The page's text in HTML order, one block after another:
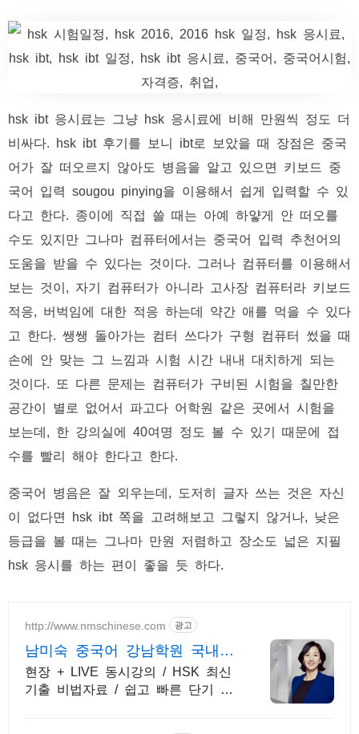
hsk ibt 응시료는 그냥 hsk 응시료에 비해 만원씩 정도 더
비싸다. hsk ibt 후기를 보니 ibt로 보았을 때 장점은 중국
어가 잘 떠오르지 않아도 병음을 알고 있으면 키보드 중
국어 입력 sougou pinying을 이용해서 쉽게 입력할 수 있
다고 한다. 종이에 직접 쓸 때는 아예 하얗게 안 떠오를
수도 있지만 그나마 컴퓨터에서는 중국어 입력 추천어의
도움을 받을 수 있다는 것이다. 그러나 컴퓨터를 이용해서
보는 것이, 자기 컴퓨터가 아니라 고사장 컴퓨터라 키보드
적응, 버벅임에 대한 적응 하는데 약간 애를 먹을 수 있다
고 한다. 쌩쌩 돌아가는 컴터 쓰다가 구형 컴퓨터 썼을 때
손에 안 맞는 그 느낌과 시험 시간 내내 대치하게 되는
것이다. 또 다른 문제는 컴퓨터가 구비된 시험을 칠만한
공간이 별로 없어서 파고다 어학원 같은 곳에서 시험을
보는데, 한 강의실에 40여명 정도 볼 수 있기 때문에 접
수를 빨리 해야 한다고 한다.
중국어 병음은 잘 외우는데, 도저히 글자 쓰는 것은 자신
이 없다면 hsk ibt 쪽을 고려해보고 그렇지 않거나, 낮은
등급을 볼 때는 그나마 만원 저렴하고 장소도 넓은 지필
hsk 응시를 하는 편이 좋을 듯 하다.
http://www.nmschinese.com 광고
남미숙 중국어 강남학원 국내
최장기 베스트셀러 1위
현장 + LIVE 동시강의 / HSK 최신
기출 비법자료 / 쉽고 빠른 단기 합